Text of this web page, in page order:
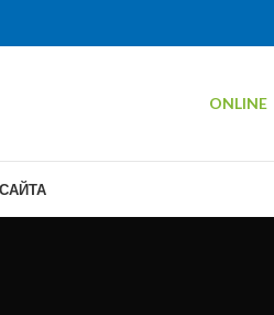
ONLINE